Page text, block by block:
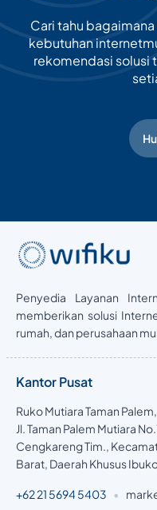
Cari tahu
kebutuhan
rekomendasi solusi
Penyedia Layanan
memberikan solusi
rumah, dan perusahaan
Kantor Pusat
Ruko Mutiara Taman Palem,
Jl. Taman Palem Mutiara
Cengkareng Tim.,
Barat, Daerah Khusus
+62 21 5694 5403 •